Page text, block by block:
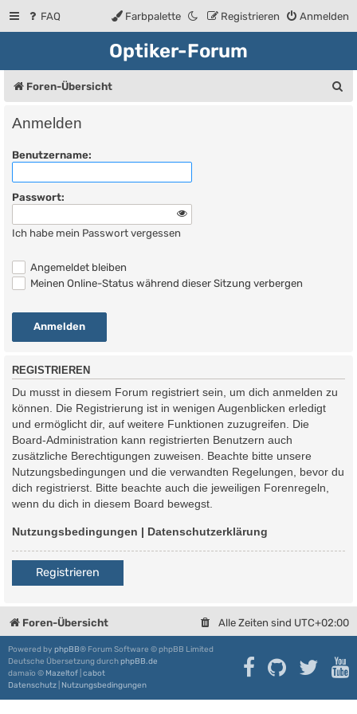
FAQ Anmelden
Registrieren
Farbpalette
Optiker-Forum
Foren-Übersicht
Anmelden
Benutzername:
Passwort:
Ich habe mein Passwort vergessen
Angemeldet bleiben
Meinen Online-Status während dieser Sitzung verbergen
REGISTRIEREN
Du musst in diesem Forum registriert sein, um dich anmelden zu
können. Die Registrierung ist in wenigen Augenblicken erledigt
und ermöglicht dir, auf weitere Funktionen zuzugreifen. Die
Board-Administration kann registrierten Benutzern auch
zusätzliche Berechtigungen zuweisen. Beachte bitte unsere
Nutzungsbedingungen und die verwandten Regelungen, bevor du
dich registrierst. Bitte beachte auch die jeweiligen Forenregeln,
wenn du dich in diesem Board bewegst.
Nutzungsbedingungen | Datenschutzerklärung
Registrieren
Foren-Übersicht Alle Zeiten sind UTC+02:00
Powered by phpBB® Forum Software © phpBB Limited
Deutsche Übersetzung durchphpBB.de
damaïo © Mazeltof cabot
Datenschutz Nutzungsbedingungen